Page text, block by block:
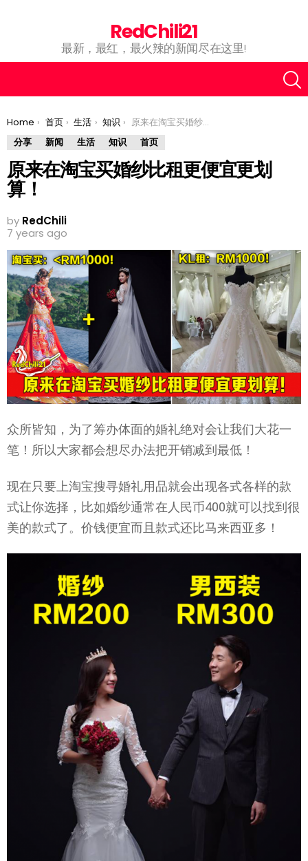
RedChili21
最新，最红，最火辣的新闻尽在这里!
You are here:
Home 首页 生活 知识
原来在淘宝买婚纱比租更便宜更划算！
分享
新闻 生活 知识 首页
原来在淘宝买婚纱比租更便宜更划
算！
by RedChili
7 years ago
众所皆知，为了筹办体面的婚礼绝对会让我们大花一
笔！所以大家都会想尽办法把开销减到最低！
现在只要上淘宝搜寻婚礼用品就会出现各式各样的款
式让你选择，比如婚纱通常在人民币400就可以找到很
美的款式了。价钱便宜而且款式还比马来西亚多！